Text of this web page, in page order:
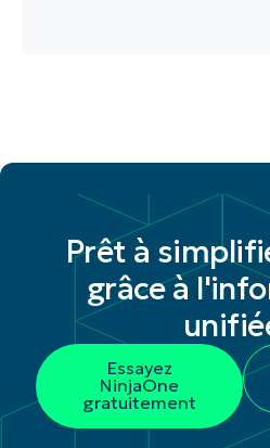
Prêt à
grâce à
Essayez
NinjaOne
gratuitement